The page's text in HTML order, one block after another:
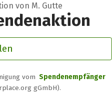
von M. Gutte
vom Spendenempfänger
gGmbH).